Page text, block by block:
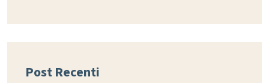
Post Recenti